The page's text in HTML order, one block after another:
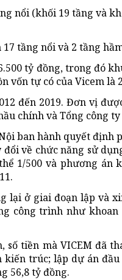
nổi (khối 19 tầng và
tầng nổi và 2 tầng
tỷ đồng, trong đó
vốn tự có của Vicem là
đến 2019. Đơn vị
chính và Tổng công
ban hành quyết
về chức năng sử
1/500 và phương án
lại ở giai đoạn lập và
công trình như
số tiền mà VICEM đã
trúc; lập dự án
56,8 tỷ đồng.